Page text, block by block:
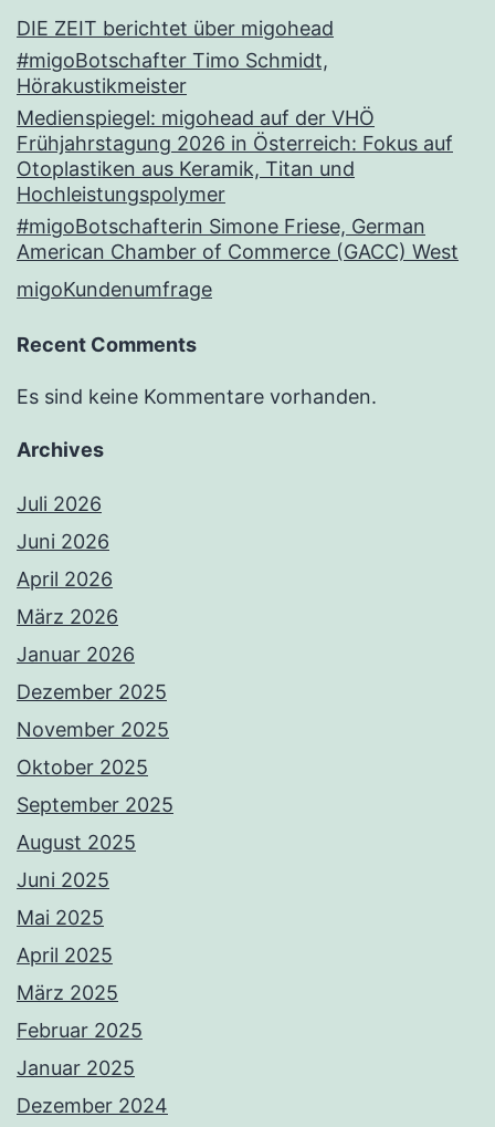
DIE ZEIT berichtet über migohead
#migoBotschafter Timo Schmidt,
Hörakustikmeister
Medienspiegel: migohead auf der VHÖ
Frühjahrstagung 2026 in Österreich: Fokus auf
Otoplastiken aus Keramik, Titan und
Hochleistungspolymer
#migoBotschafterin Simone Friese, German
American Chamber of Commerce (GACC) West
migoKundenumfrage
Recent Comments
Es sind keine Kommentare vorhanden.
Archives
Juli 2026
Juni 2026
April 2026
März 2026
Januar 2026
Dezember 2025
November 2025
Oktober 2025
September 2025
August 2025
Juni 2025
Mai 2025
April 2025
März 2025
Februar 2025
Januar 2025
Dezember 2024